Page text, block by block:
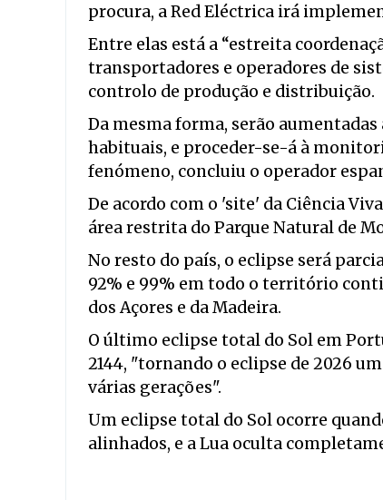
procura, a Red Eléctrica irá
Entre elas está a “estreita
transportadores e operadores de
controlo de produção e distribuição.
Da mesma forma, serão
habituais, e proceder-se-á à
fenómeno, concluiu o operador
De acordo com o 'site' da Ciência
área restrita do Parque Natural de
No resto do país, o eclipse será
92% e 99% em todo o território
dos Açores e da Madeira.
O último eclipse total do Sol em
2144, "tornando o eclipse de 2026
várias gerações".
Um eclipse total do Sol ocorre
alinhados, e a Lua oculta